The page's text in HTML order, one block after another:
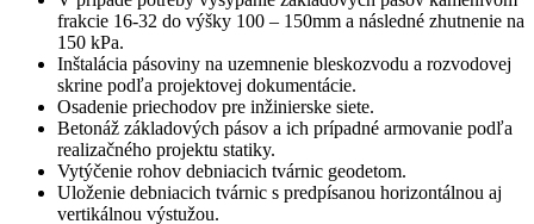
frakcie 16-32 do výšky 100 – 150mm a následné zhutnenie na
150 kPa.
Inštalácia pásoviny na uzemnenie bleskozvodu a rozvodovej
skrine podľa projektovej dokumentácie.
Osadenie priechodov pre inžinierske siete.
Betonáž základových pásov a ich prípadné armovanie podľa
realizačného projektu statiky.
Vytýčenie rohov debniacich tvárnic geodetom.
Uloženie debniacich tvárnic s predpísanou horizontálnou aj
vertikálnou výstužou.